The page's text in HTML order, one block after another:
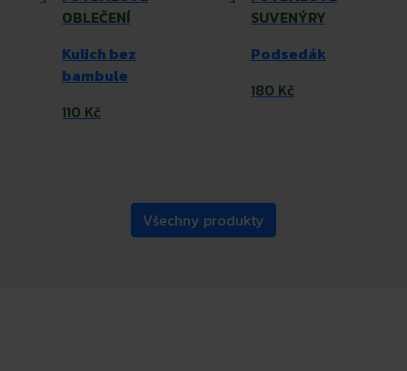
OBLEČENÍ
Kulich bez
bambule
110 Kč
SUVENÝRY
Podsedák
180 Kč
Všechny produkty